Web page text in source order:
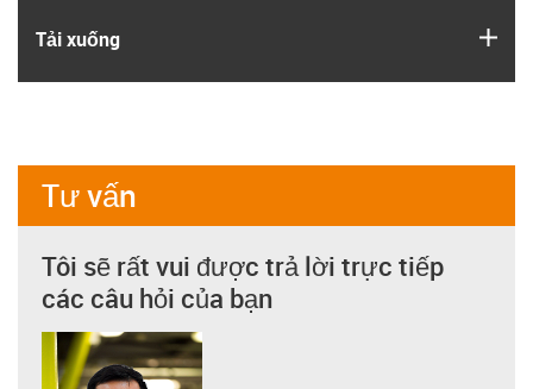
Tải xuống
Tư vấn
Tôi sẽ rất vui được trả lời trực tiếp
các câu hỏi của bạn